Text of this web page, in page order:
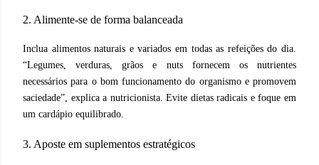
2. Alimente-se de forma balanceada
Inclua alimentos naturais e variados em todas as refeições do dia.
“Legumes, verduras, grãos e nuts fornecem os nutrientes
necessários para o bom funcionamento do organismo e promovem
saciedade”, explica a nutricionista. Evite dietas radicais e foque em
um cardápio equilibrado.
3. Aposte em suplementos estratégicos